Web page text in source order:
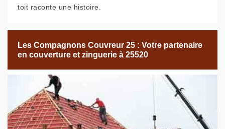
toit raconte une histoire.
Les Compagnons Couvreur 25 : Votre partenaire
en couverture et zinguerie à 25520